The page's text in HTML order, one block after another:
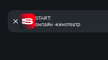
START:
онлайн -кинотеатр